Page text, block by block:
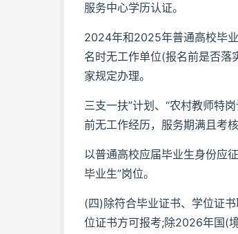
服务中心学历认证。
2024年和2025年普通高校毕
名时无工作单位(报名前是否落
家规定办理。
三支一扶”计划、“农村教师特
前无工作经历，服务期满且考
以普通高校应届毕业生身份应
毕业生”岗位。
(四)除符合毕业证书、学位证
位证书方可报考;除2026年国(